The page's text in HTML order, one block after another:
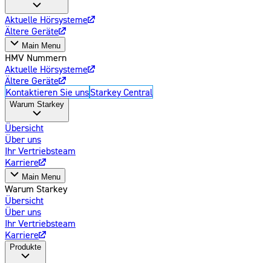
Aktuelle Hörsysteme
Ältere Geräte
Main Menu
HMV Nummern
Aktuelle Hörsysteme
Ältere Geräte
Kontaktieren Sie unsStarkey Central
Warum Starkey
Übersicht
Über uns
Ihr Vertriebsteam
Karriere
Main Menu
Warum Starkey
Übersicht
Über uns
Ihr Vertriebsteam
Karriere
Produkte